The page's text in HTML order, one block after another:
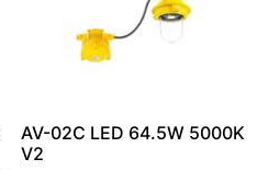
AV-02C LED 64.5W 5000K
V2